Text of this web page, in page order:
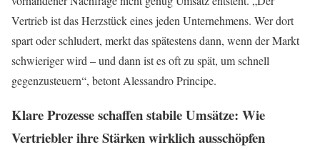
Vertrieb ist das Herzstück eines jeden Unternehmens. Wer dort
spart oder schludert, merkt das spätestens dann, wenn der Markt
schwieriger wird – und dann ist es oft zu spät, um schnell
gegenzusteuern“, betont Alessandro Principe.
Klare Prozesse schaffen stabile Umsätze: Wie
Vertriebler ihre Stärken wirklich ausschöpfen